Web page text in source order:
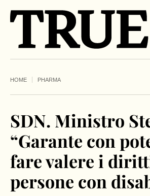
HOME PHARMA
SDN. Ministro
“Garante con
fare valere i
persone con